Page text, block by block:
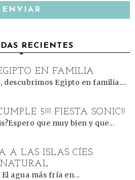
RECIENTES
EN FAMILIA
descubrimos Egipto en familia....
5!!! FIESTA SONIC!!
que muy bien y que...
A LAS ISLAS CÍES:
El agua más fría en...